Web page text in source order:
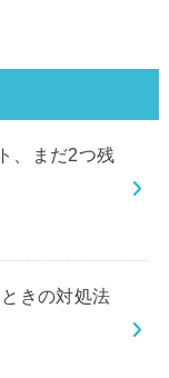
、まだ2つ残
きの対処法